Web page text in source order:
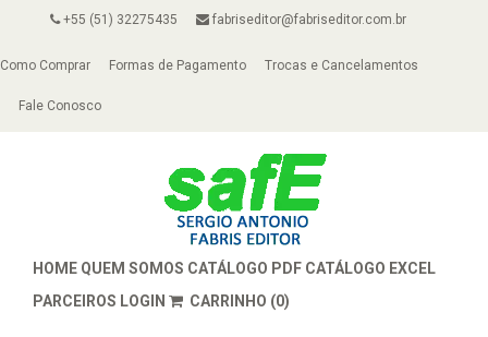
+55 (51) 32275435 fabriseditor@fabriseditor.com.br
Como Comprar Formas de Pagamento Trocas e Cancelamentos
Fale Conosco
HOME QUEM SOMOS CATÁLOGO PDF CATÁLOGO EXCEL
PARCEIROS LOGIN CARRINHO (0)